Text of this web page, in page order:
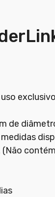
de
(Não